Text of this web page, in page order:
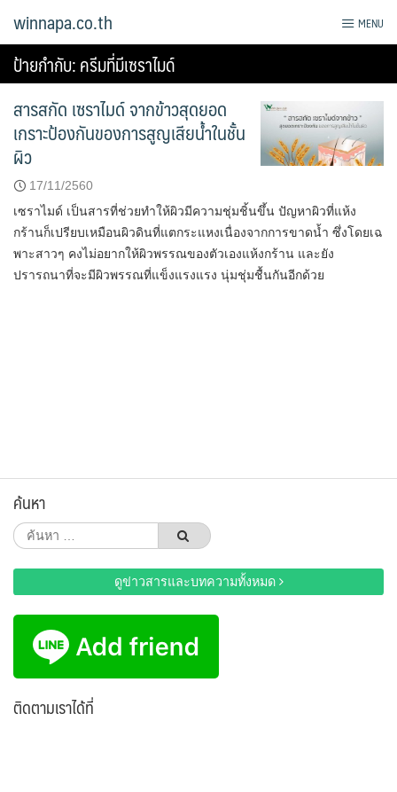
winnapa.co.th MENU
ป้ายกำกับ:ครีมที่มีเซราไมด์
สารสกัด เซราไมด์ จากข้าวสุดยอด
เกราะป้องกันของการสูญเสียน้ำในชั้น
ผิว
17/11/2560
เซราไมด์ เป็นสารที่ช่วยทำให้ผิวมีความชุ่มชิ้นขึ้น ปัญหาผิวที่แห้ง
กร้านก็เปรียบเหมือนผิวดินที่แตกระแหงเนื่องจากการขาดน้ำ ซึ่งโดยเฉ
พาะสาวๆ คงไม่อยากให้ผิวพรรณของตัวเองแห้งกร้าน และยัง
ปรารถนาที่จะมีผิวพรรณที่แข็งแรงแรง นุ่มชุ่มชื้นกันอีกด้วย
ค้นหา
ค้นหา
สำหรับ:
ดูข่าวสารและบทความทั้งหมด
ติดตามเราได้ที่